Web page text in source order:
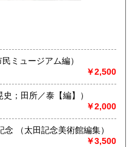
駿河台に向けて歩いていき
悠久堂の看板が見えます。
の美術書や美術全集が各種
美術関係の本など趣味に関
（川崎市市民ミュージアム編）
￥2,500
ト （椎野／晃史；田所／泰【編】）
￥2,000
菊川英山 : 特別展 : 没後150年記念 （太田記念美術館編集）
￥3,500